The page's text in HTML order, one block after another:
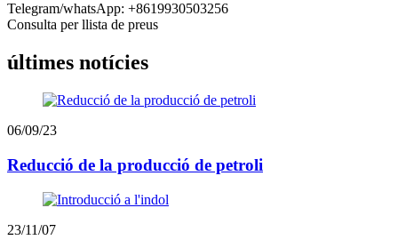
Telegram/whatsApp: +8619930503256
Consulta per llista de preus
últimes notícies
06/09/23
Reducció de la producció de petroli
23/11/07